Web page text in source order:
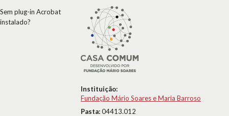
Instituição:
Fundação Mário Soares e Maria Barroso
Pasta:04413.012
Sem plug-in Acrobat
instalado?